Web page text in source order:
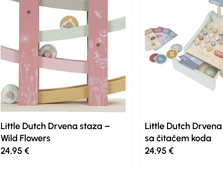
Little Dutch Drvena staza –
Wild Flowers
24,95 €
Little Dutch
sa čitačem koda
24,95 €